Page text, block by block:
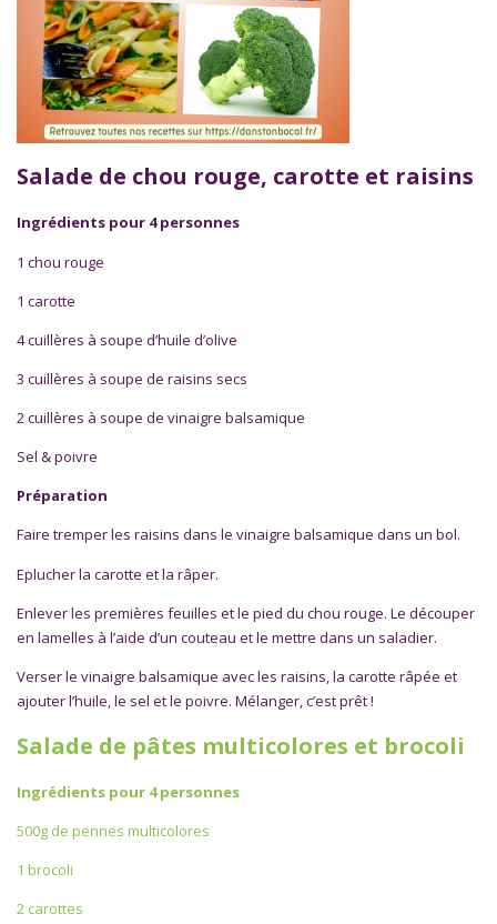
Salade de chou rouge, carotte et raisins
Ingrédients pour 4 personnes
1 chou rouge
1 carotte
4 cuillères à soupe d’huile d’olive
3 cuillères à soupe de raisins secs
2 cuillères à soupe de vinaigre balsamique
Sel & poivre
Préparation
Faire tremper les raisins dans le vinaigre balsamique dans un bol.
Eplucher la carotte et la râper.
Enlever les premières feuilles et le pied du chou rouge. Le découper
en lamelles à l’aide d’un couteau et le mettre dans un saladier.
Verser le vinaigre balsamique avec les raisins, la carotte râpée et
ajouter l’huile, le sel et le poivre. Mélanger, c’est prêt !
Salade de pâtes multicolores et brocoli
Ingrédients pour 4 personnes
500g de pennes multicolores
1 brocoli
2 carottes